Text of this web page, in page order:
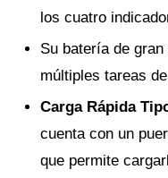
los cuatro
Su batería de
múltiples tareas
Carga Rápida
cuenta con un
que permite